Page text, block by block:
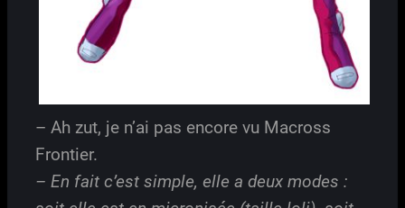
– Ah zut, je n’ai pas encore vu Macross
Frontier.
– En fait c’est simple, elle a deux modes :